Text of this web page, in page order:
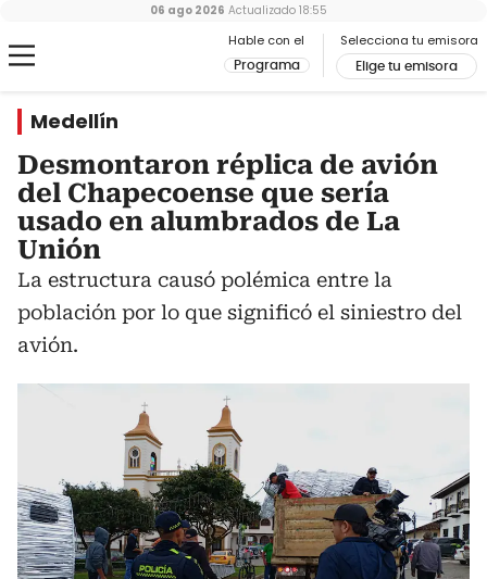
Hable con el
Programa
Selecciona tu emisora
Elige tu emisora
06 ago 2026 Actualizado 18:55
Medellín
Desmontaron réplica de avión
del Chapecoense que sería
usado en alumbrados de La
Unión
La estructura causó polémica entre la
población por lo que significó el siniestro del
avión.